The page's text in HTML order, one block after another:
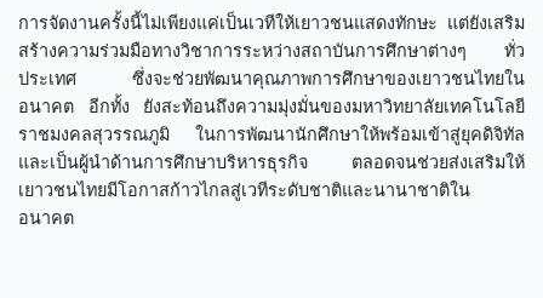
การจัดงานครั้งนี้ไม่เพียงแค่เป็นเวทีให้เยาวชนแสดงทักษะ แต่ยังเสริม
สร้างความร่วมมือทางวิชาการระหว่างสถาบันการศึกษาต่างๆ ทั่ว
ประเทศ ซึ่งจะช่วยพัฒนาคุณภาพการศึกษาของเยาวชนไทยใน
อนาคต อีกทั้ง ยังสะท้อนถึงความมุ่งมั่นของมหาวิทยาลัยเทคโนโลยี
ราชมงคลสุวรรณภูมิ ในการพัฒนานักศึกษาให้พร้อมเข้าสู่ยุคดิจิทัล
และเป็นผู้นำด้านการศึกษาบริหารธุรกิจ ตลอดจนช่วยส่งเสริมให้
เยาวชนไทยมีโอกาสก้าวไกลสู่เวทีระดับชาติและนานาชาติใน
อนาคต